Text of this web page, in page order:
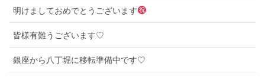
明けましておめでとうございます
皆様有難うございます♡
銀座から八丁堀に移転準備中です♡